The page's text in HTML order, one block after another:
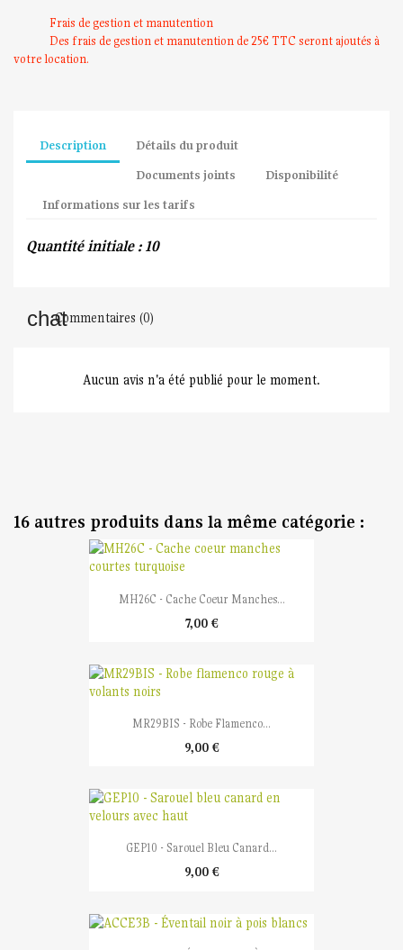
Frais de gestion et manutention
Des frais de gestion et manutention de 25€ TTC seront ajoutés à
votre location.
Description
Détails du produit
Documents joints
Disponibilité
Informations sur les tarifs
Quantité initiale : 10
Commentaires (0)
Aucun avis n'a été publié pour le moment.
16 autres produits dans la même catégorie :
MH26C - Cache Coeur Manches...
7,00 €
MR29BIS - Robe Flamenco...
9,00 €
GEP10 - Sarouel Bleu Canard...
9,00 €